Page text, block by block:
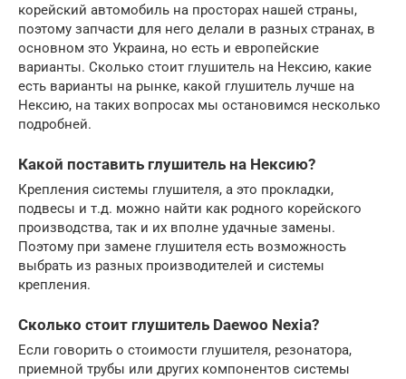
корейский автомобиль на просторах нашей страны,
поэтому запчасти для него делали в разных странах, в
основном это Украина, но есть и европейские
варианты. Сколько стоит глушитель на Нексию, какие
есть варианты на рынке, какой глушитель лучше на
Нексию, на таких вопросах мы остановимся несколько
подробней.
Какой поставить глушитель на Нексию?
Крепления системы глушителя, а это прокладки,
подвесы и т.д. можно найти как родного корейского
производства, так и их вполне удачные замены.
Поэтому при замене глушителя есть возможность
выбрать из разных производителей и системы
крепления.
Сколько стоит глушитель Daewoo Nexia?
Если говорить о стоимости глушителя, резонатора,
приемной трубы или других компонентов системы